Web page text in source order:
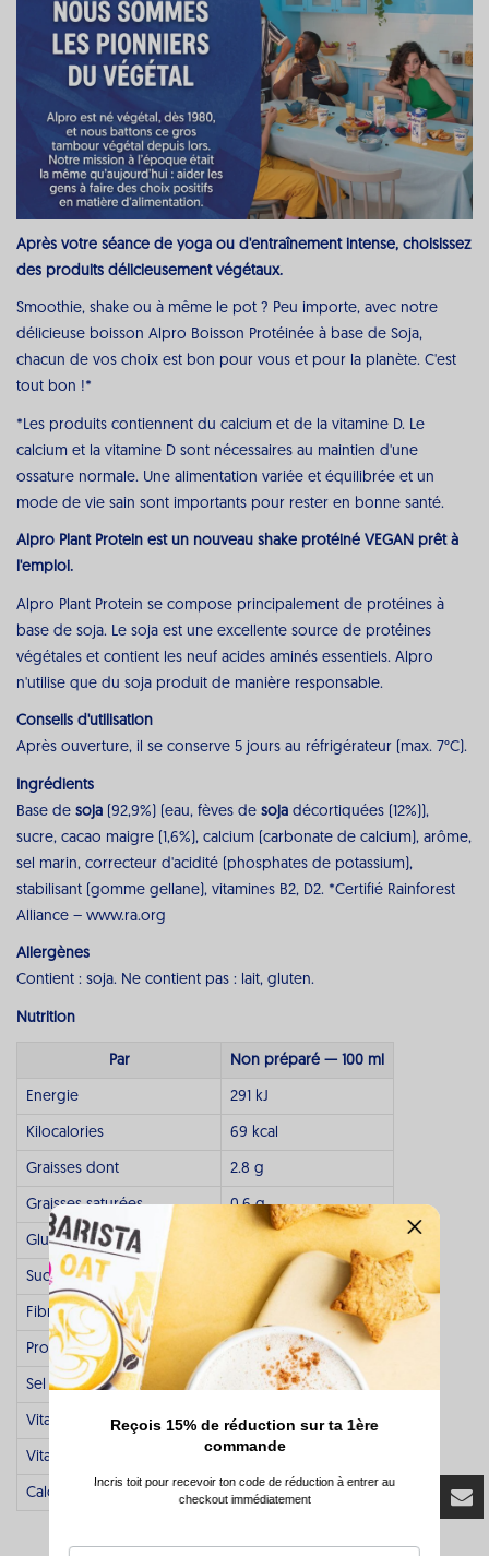
Après votre séance de yoga ou d'entraînement intense, choisissez
des produits délicieusement végétaux.
Smoothie, shake ou à même le pot ? Peu importe, avec notre
délicieuse boisson Alpro Boisson Protéinée à base de Soja,
chacun de vos choix est bon pour vous et pour la planète. C'est
tout bon !*
*Les produits contiennent du calcium et de la vitamine D. Le
calcium et la vitamine D sont nécessaires au maintien d'une
ossature normale. Une alimentation variée et équilibrée et un
mode de vie sain sont importants pour rester en bonne santé.
Alpro Plant Protein est un nouveau shake protéiné VEGAN prêt à
l'emploi.
Alpro Plant Protein se compose principalement de protéines à
base de soja. Le soja est une excellente source de protéines
végétales et contient les neuf acides aminés essentiels. Alpro
n'utilise que du soja produit de manière responsable.
Conseils d'utilisation
Après ouverture, il se conserve 5 jours au réfrigérateur (max. 7°C).
Ingrédients
Base de soja (92,9%) (eau, fèves de soja décortiquées (12%)),
sucre, cacao maigre (1,6%), calcium (carbonate de calcium), arôme,
sel marin, correcteur d'acidité (phosphates de potassium),
stabilisant (gomme gellane), vitamines B2, D2. *Certifié Rainforest
Alliance – www.ra.org
Allergènes
Contient : soja. Ne contient pas : lait, gluten.
Nutrition
Par
Non préparé — 100 ml
Energie
291 kJ
Kilocalories
69 kcal
Graisses dont
2.8 g
Graisses saturées
0.6 g
Glucides dont
5.3 g
Sucres
Fibres alimentaires
1.3 g
Protéines
5 g
Sel
0.16 g
Vitamine D (cholécalciférol)
0.75 µg
Vitamine B2 (riboflavine)
0.21 mg
Calcium
120 mg
Reçois 15% de réduction sur ta 1ère
commande
Incris toit pour recevoir ton code de réduction à entrer au
checkout immédiatement